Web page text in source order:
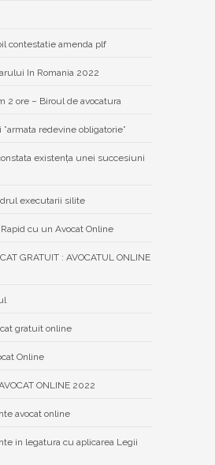
contestatie amenda plf
In Romania 2022
2 ore – Biroul de avocatura
redevine obligatorie”
existenţa unei succesiuni
executarii silite
cu un Avocat Online
GRATUIT : AVOCATUL ONLINE
gratuit online
Online
ONLINE 2022
avocat online
in legatura cu aplicarea Legii